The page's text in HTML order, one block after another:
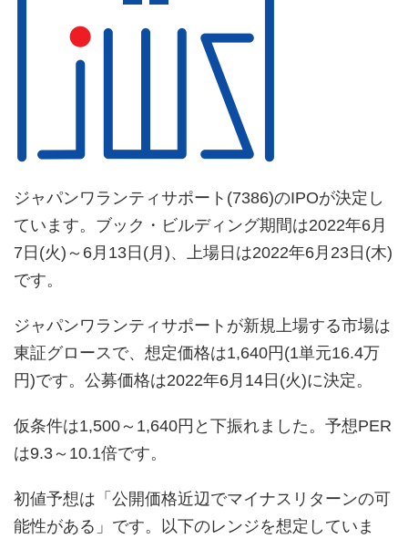
ジャパンワランティサポート(7386)のIPOが決定し
ています。ブック・ビルディング期間は2022年6月
7日(火)～6月13日(月)、上場日は2022年6月23日(木)
です。
ジャパンワランティサポートが新規上場する市場は
東証グロースで、想定価格は1,640円(1単元16.4万
円)です。公募価格は2022年6月14日(火)に決定。
仮条件は1,500～1,640円と下振れました。予想PER
は9.3～10.1倍です。
初値予想は「公開価格近辺でマイナスリターンの可
能性がある」です。以下のレンジを想定していま